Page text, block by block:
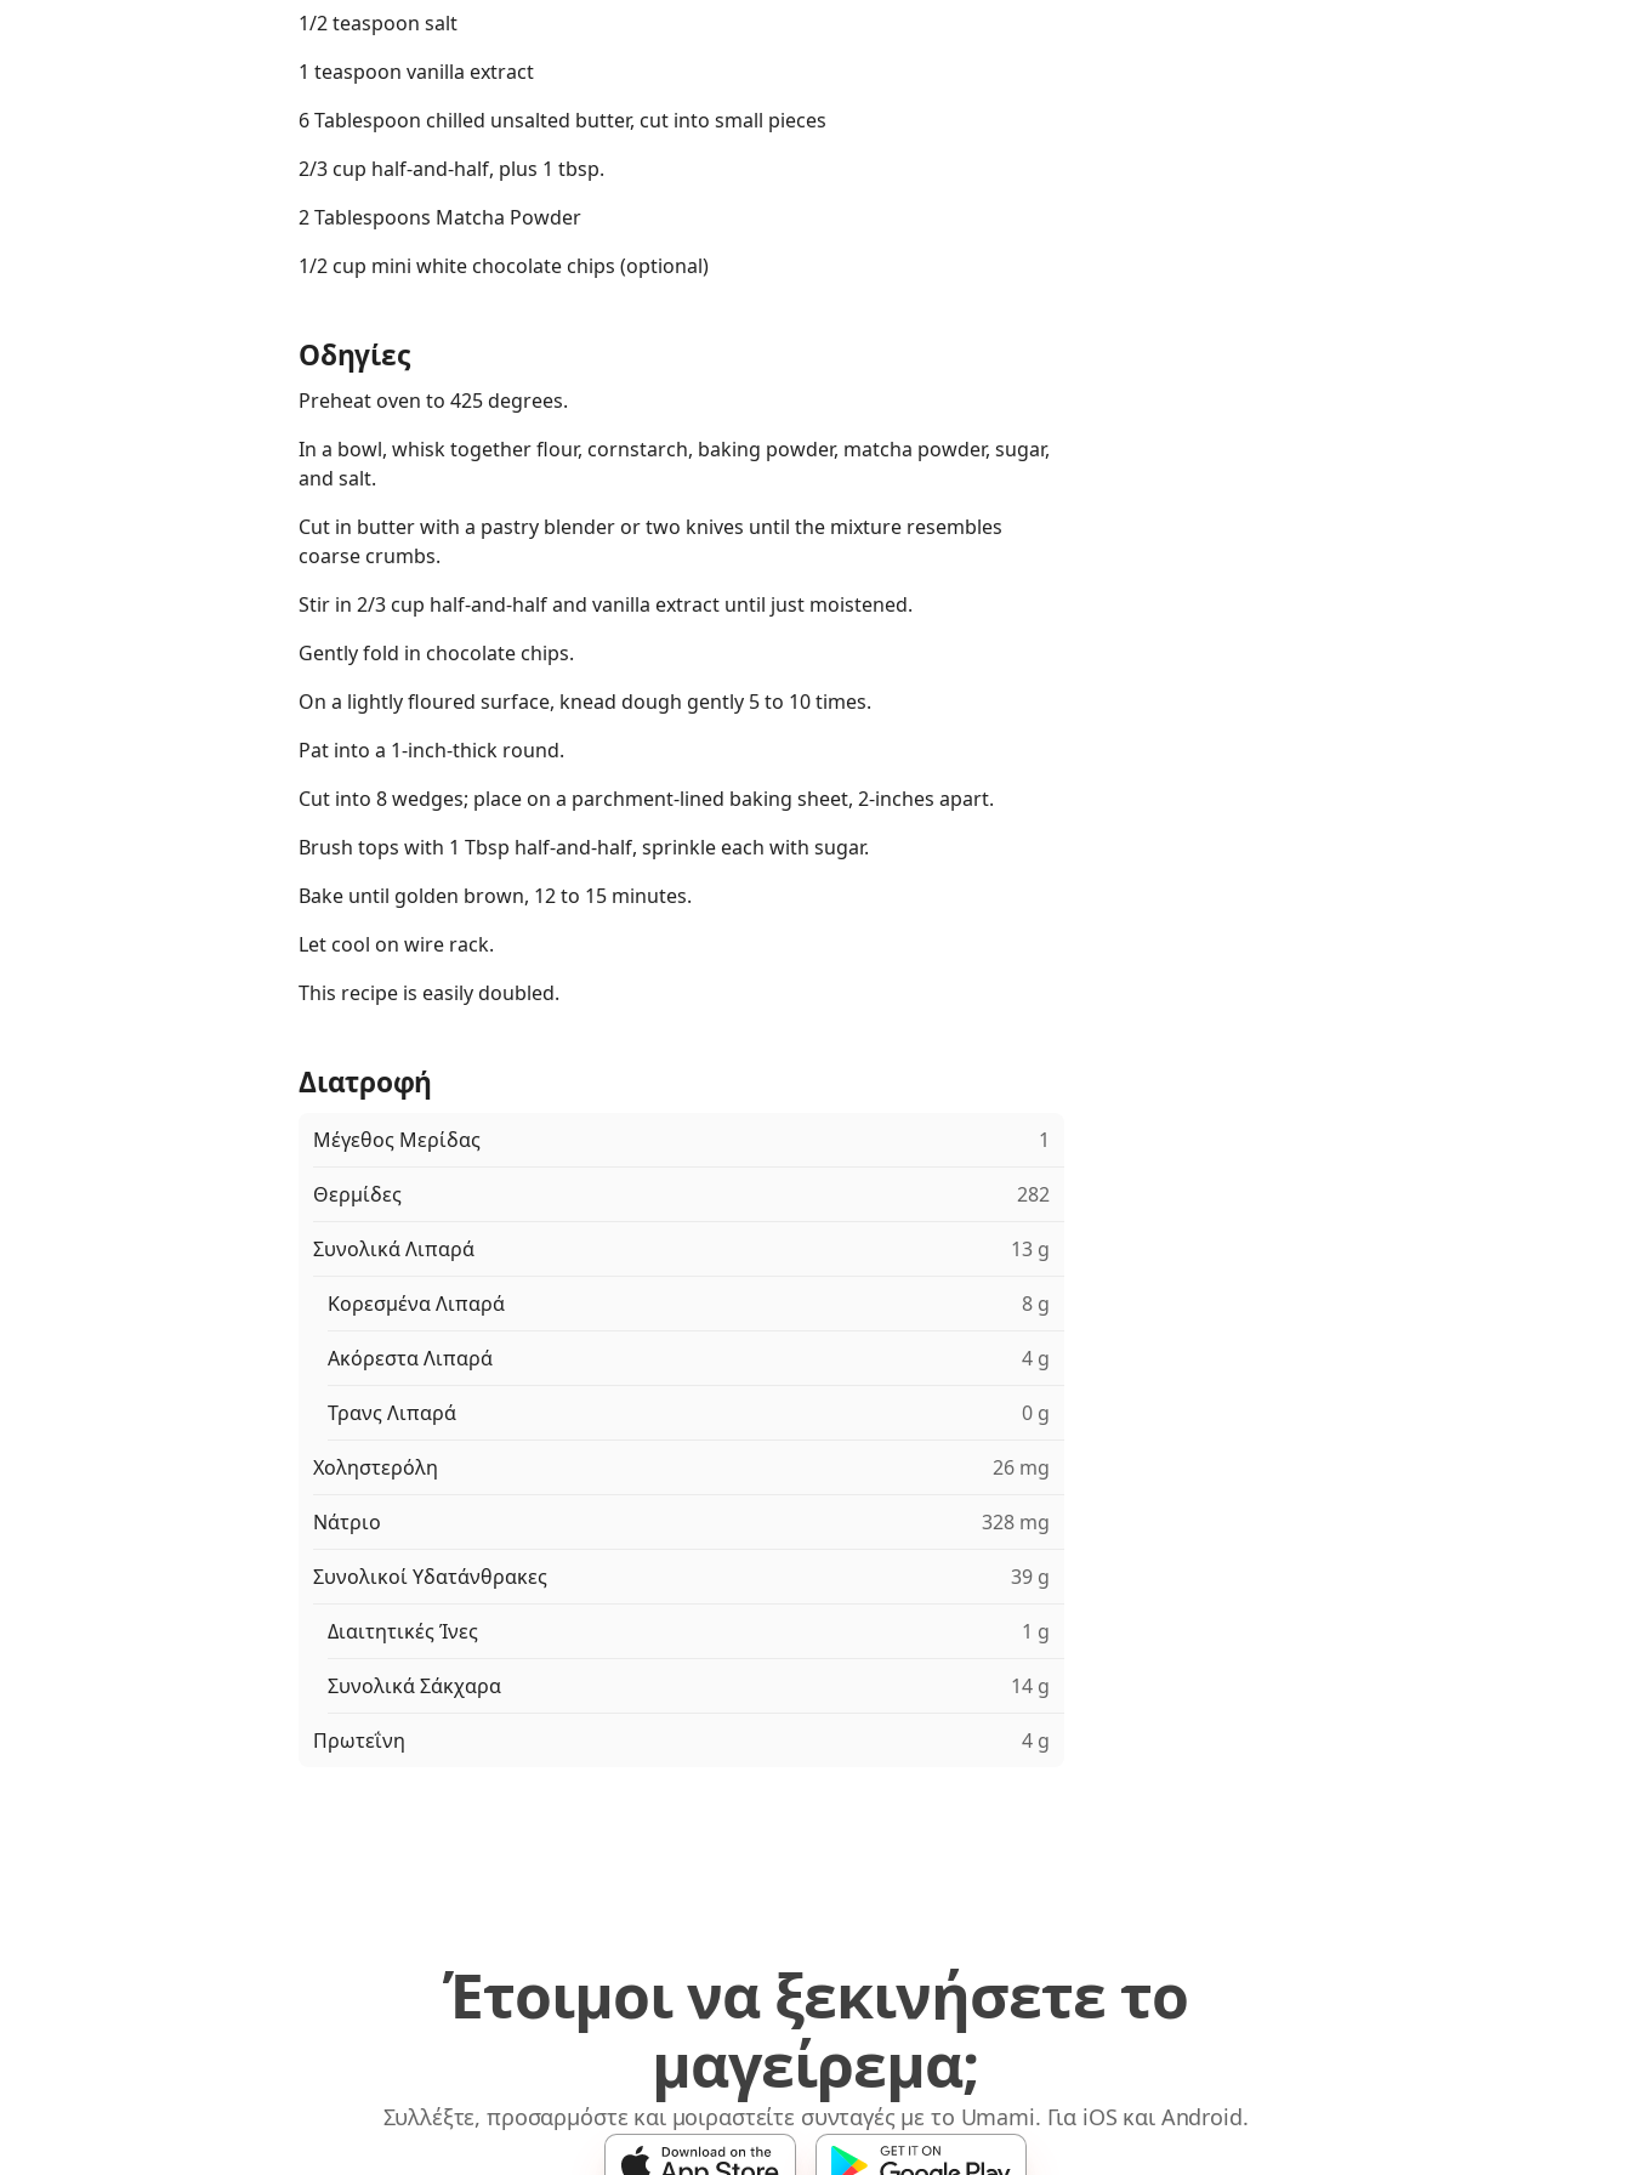
1/2 teaspoon salt
1 teaspoon vanilla extract
6 Tablespoon chilled unsalted butter, cut into small pieces
2/3 cup half-and-half, plus 1 tbsp.
2 Tablespoons Matcha Powder
1/2 cup mini white chocolate chips (optional)
Οδηγίες
Preheat oven to 425 degrees.
In a bowl, whisk together flour, cornstarch, baking powder, matcha powder, sugar,
and salt.
Cut in butter with a pastry blender or two knives until the mixture resembles
coarse crumbs.
Stir in 2/3 cup half-and-half and vanilla extract until just moistened.
Gently fold in chocolate chips.
On a lightly floured surface, knead dough gently 5 to 10 times.
Pat into a 1-inch-thick round.
Cut into 8 wedges; place on a parchment-lined baking sheet, 2-inches apart.
Brush tops with 1 Tbsp half-and-half, sprinkle each with sugar.
Bake until golden brown, 12 to 15 minutes.
Let cool on wire rack.
This recipe is easily doubled.
Διατροφή
Μέγεθος Μερίδας 1
Θερμίδες 282
Συνολικά Λιπαρά 13 g
Κορεσμένα Λιπαρά 8 g
Ακόρεστα Λιπαρά 4 g
Τρανς Λιπαρά 0 g
Χοληστερόλη 26 mg
Νάτριο 328 mg
Συνολικοί Υδατάνθρακες 39 g
Διαιτητικές Ίνες 1 g
Συνολικά Σάκχαρα 14 g
Πρωτεΐνη 4 g
Έτοιμοι να ξεκινήσετε το
μαγείρεμα;
Συλλέξτε, προσαρμόστε και μοιραστείτε συνταγές με το Umami. Για iOS και Android.